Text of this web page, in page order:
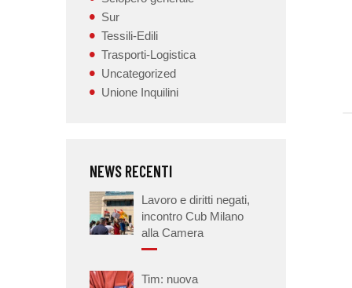
Sur
Tessili-Edili
Trasporti-Logistica
Uncategorized
Unione Inquilini
NEWS RECENTI
Lavoro e diritti negati,
incontro Cub Milano
alla Camera
Tim: nuova